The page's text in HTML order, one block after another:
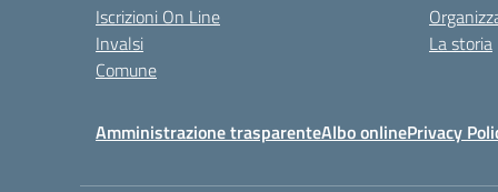
Iscrizioni On Line
Invalsi
Comune
La storia
Amministrazione trasparenteAlbo onlinePrivacy